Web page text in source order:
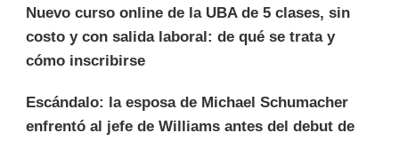
Nuevo curso online de la UBA de 5 clases, sin
costo y con salida laboral: de qué se trata y
cómo inscribirse
Escándalo: la esposa de Michael Schumacher
enfrentó al jefe de Williams antes del debut de